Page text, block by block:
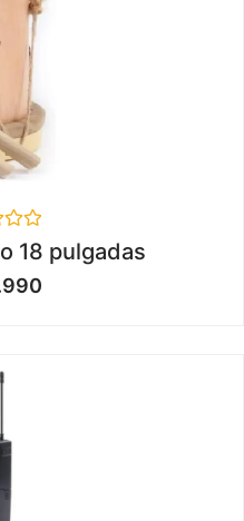
18 pulgadas